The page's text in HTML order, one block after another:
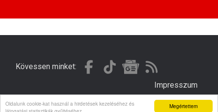
Megértettem
Oldalunk cookie-kat használ a hirdetések kezeléséhez és
Kövessen minket:
Impresszum
© Gondola 2026 - Minden jog fenntartva